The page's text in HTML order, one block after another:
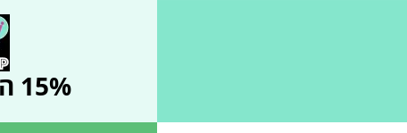
15% החזר כספי